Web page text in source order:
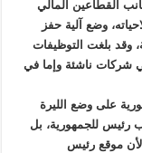
القطاعين المالي
وضع آلية حفز
وقد بلغت التوظيفات
إما في شركات ناشئة وإما في
على وضع الليرة
رئيس للجمهورية، بل
لأن موقع رئيس